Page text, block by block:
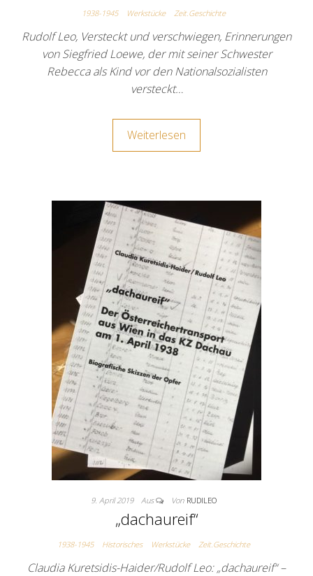
1938-1945 Werkstücke Zeit.Geschichte
Rudolf Leo, Versteckt und verschwiegen, Erinnerungen
von Siegfried Loewe, der mit seiner Schwester
Rebecca als Kind vor den Nationalsozialisten
versteckt…
Weiterlesen
9. April 2019 Aus Von RUDILEO
„dachaureif“
1938-1945 Historisches Werkstücke Zeit.Geschichte
Claudia Kuretsidis-Haider/Rudolf Leo: „dachaureif“ –